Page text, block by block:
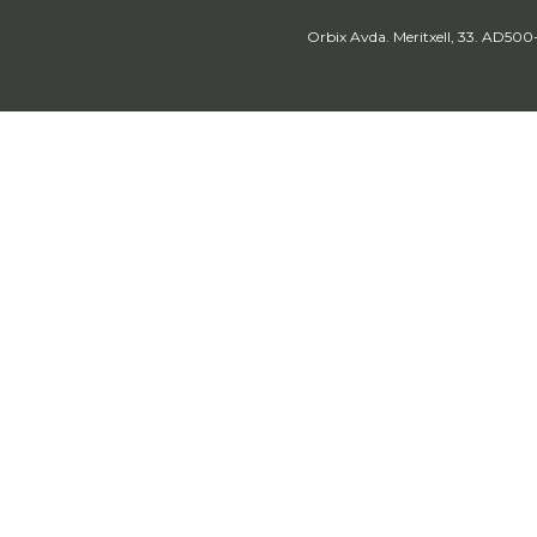
Orbix Avda. Meritxell, 33.